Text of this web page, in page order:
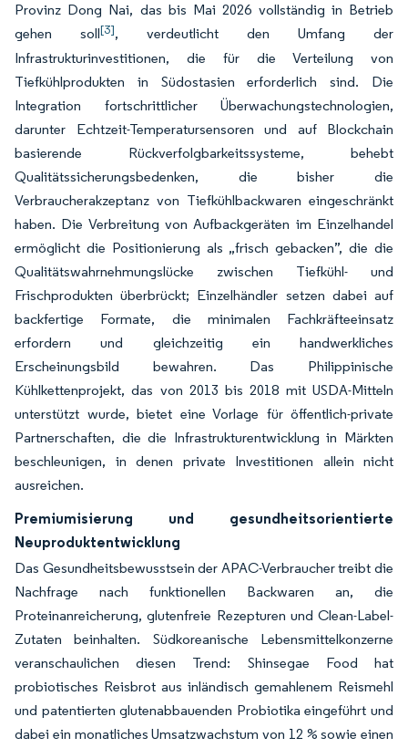
Provinz Dong Nai, das bis Mai 2026 vollständig in Betrieb
gehen soll[3], verdeutlicht den Umfang der
Infrastrukturinvestitionen, die für die Verteilung von
Tiefkühlprodukten in Südostasien erforderlich sind. Die
Integration fortschrittlicher Überwachungstechnologien,
darunter Echtzeit-Temperatursensoren und auf Blockchain
basierende Rückverfolgbarkeitssysteme, behebt
Qualitätssicherungsbedenken, die bisher die
Verbraucherakzeptanz von Tiefkühlbackwaren eingeschränkt
haben. Die Verbreitung von Aufbackgeräten im Einzelhandel
ermöglicht die Positionierung als „frisch gebacken”, die die
Qualitätswahrnehmungslücke zwischen Tiefkühl- und
Frischprodukten überbrückt; Einzelhändler setzen dabei auf
backfertige Formate, die minimalen Fachkräfteeinsatz
erfordern und gleichzeitig ein handwerkliches
Erscheinungsbild bewahren. Das Philippinische
Kühlkettenprojekt, das von 2013 bis 2018 mit USDA-Mitteln
unterstützt wurde, bietet eine Vorlage für öffentlich-private
Partnerschaften, die die Infrastrukturentwicklung in Märkten
beschleunigen, in denen private Investitionen allein nicht
ausreichen.
Premiumisierung und gesundheitsorientierte
Neuproduktentwicklung
Das Gesundheitsbewusstsein der APAC-Verbraucher treibt die
Nachfrage nach funktionellen Backwaren an, die
Proteinanreicherung, glutenfreie Rezepturen und Clean-Label-
Zutaten beinhalten. Südkoreanische Lebensmittelkonzerne
veranschaulichen diesen Trend: Shinsegae Food hat
probiotisches Reisbrot aus inländisch gemahlenem Reismehl
und patentierten glutenabbauenden Probiotika eingeführt und
dabei ein monatliches Umsatzwachstum von 12 % sowie einen